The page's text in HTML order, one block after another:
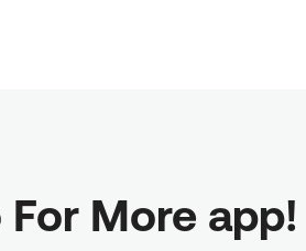
More app!